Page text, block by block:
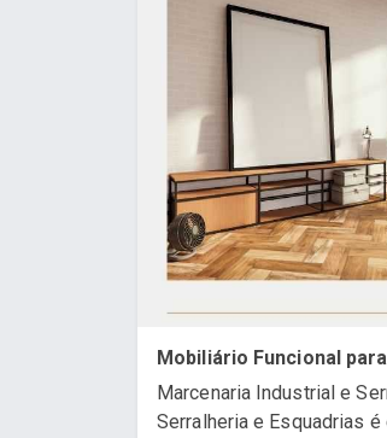
Mobiliário Funcional
Marcenaria Industrial e
Serralheria e Esquadrias